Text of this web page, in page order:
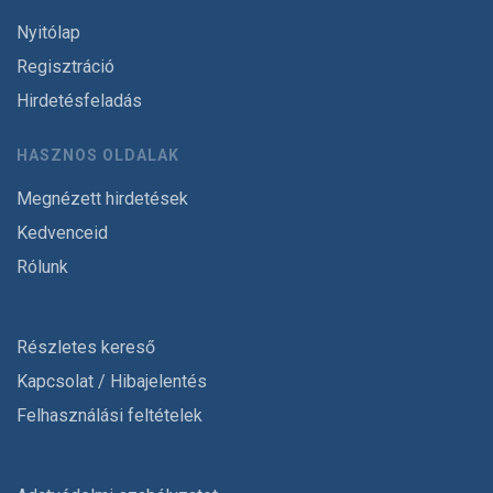
Nyitólap
Regisztráció
Hirdetésfeladás
HASZNOS OLDALAK
Megnézett hirdetések
Kedvenceid
Rólunk
Részletes kereső
Kapcsolat / Hibajelentés
Felhasználási feltételek